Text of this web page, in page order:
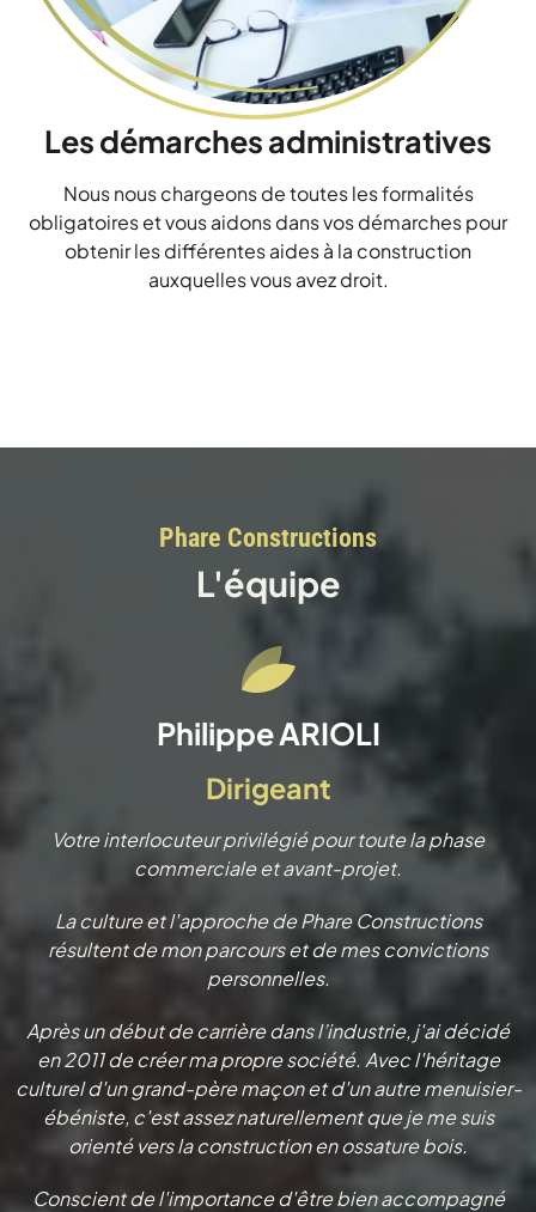
Les démarches administratives
Nous nous chargeons de toutes les formalités
obligatoires et vous aidons dans vos démarches pour
obtenir les différentes aides à la construction
auxquelles vous avez droit.
Phare Constructions
L'équipe
Philippe ARIOLI
Dirigeant
Votre interlocuteur privilégié pour toute la phase
commerciale et avant-projet.
La culture et l'approche de Phare Constructions
résultent de mon parcours et de mes convictions
personnelles.
Après un début de carrière dans l’industrie, j'ai décidé
en 2011 de créer ma propre société. Avec l'héritage
culturel d'un grand-père maçon et d'un autre menuisier-
ébéniste, c'est assez naturellement que je me suis
orienté vers la construction en ossature bois.
Conscient de l'importance d'être bien accompagné